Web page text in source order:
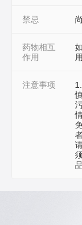
禁忌
药物相互
作用
注意事项